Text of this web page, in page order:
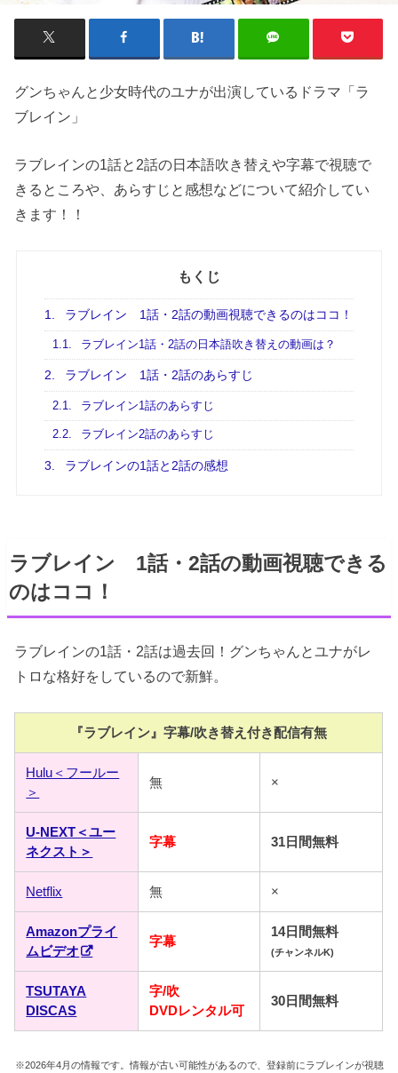
グンちゃんと少女時代のユナが出演しているドラマ「ラ
ブレイン」
ラブレインの1話と2話の日本語吹き替えや字幕で視聴で
きるところや、あらすじと感想などについて紹介してい
きます！！
もくじ
1. ラブレイン 1話・2話の動画視聴できるのはココ！
1.1. ラブレイン1話・2話の日本語吹き替えの動画は？
2. ラブレイン 1話・2話のあらすじ
2.1. ラブレイン1話のあらすじ
2.2. ラブレイン2話のあらすじ
3. ラブレインの1話と2話の感想
ラブレイン 1話・2話の動画視聴できる
のはココ！
ラブレインの1話・2話は過去回！グンちゃんとユナがレ
トロな格好をしているので新鮮。
『ラブレイン』字幕/吹き替え付き配信有無
Hulu＜フールー
＞
無 ×
U-NEXT＜ユー
ネクスト＞
字幕 31日間無料
Netflix 無 ×
Amazonプライ
ムビデオ
字幕
14日間無料
(チャンネルK)
TSUTAYA
DISCAS
字/吹
DVDレンタル可
30日間無料
※2026年4月の情報です。情報が古い可能性があるので、登録前にラブレインが視聴